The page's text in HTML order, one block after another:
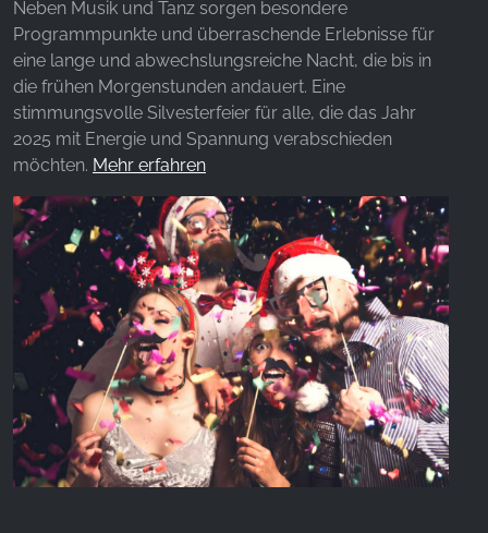
Neben Musik und Tanz sorgen besondere
Programmpunkte und überraschende Erlebnisse für
eine lange und abwechslungsreiche Nacht, die bis in
die frühen Morgenstunden andauert. Eine
stimmungsvolle Silvesterfeier für alle, die das Jahr
2025 mit Energie und Spannung verabschieden
möchten. Mehr erfahren